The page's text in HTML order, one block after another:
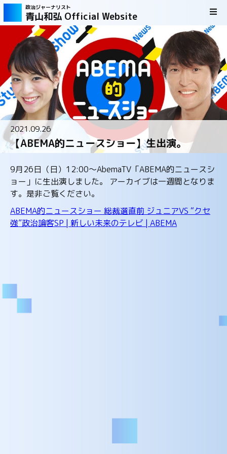
政治ジャーナリスト
青山和弘 Official Website
2021.09.26
【ABEMA的ニュースショー】生出演。
9月26日（日）12:00〜AbemaTV「ABEMA的ニュースシ
ョー」に生出演しました。 アーカイブは一週間となりま
す。是非ご覧ください。
ABEMA的ニュースショー 総裁選直前 ジュニアVS “クセ
強”政治論客SP | 新しい未来のテレビ | ABEMA